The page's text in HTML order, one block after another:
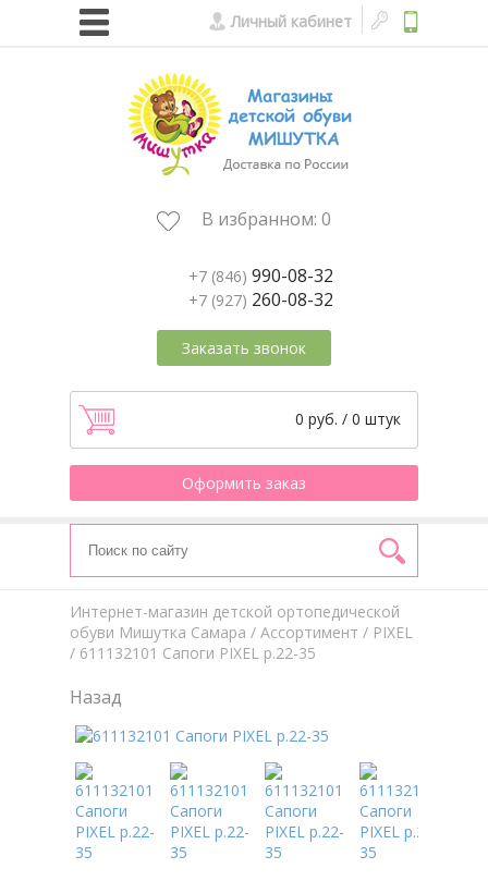
Личный кабинет
В избранном: 0
+7 (846) 990-08-32
+7 (927) 260-08-32
Заказать звонок
0 руб. / 0 штук
Оформить заказ
Интернет-магазин детской ортопедической
обуви Мишутка Самара / Aссортимент / PIXEL
/ 611132101 Сапоги PIXEL р.22-35
Назад